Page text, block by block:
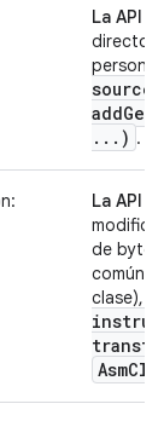
La API
sources
. . . ) .
La API
de
común
clase),
Asm